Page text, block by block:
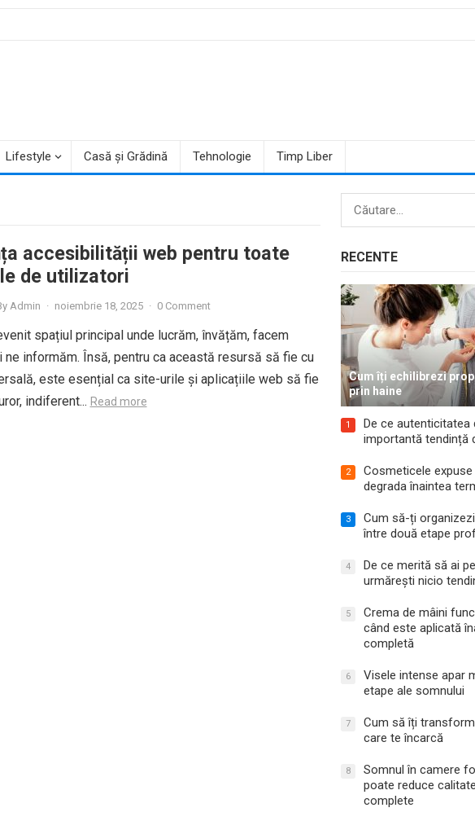
Lifestyle Casă și Grădină Tehnologie Timp Liber
accesibilității web pentru toate
de utilizatori
Admin · noiembrie 18, 2025 · 0 Comment
spațiul principal unde lucrăm, învățăm, facem
ne informăm. Însă, pentru ca această resursă să fie cu
este esențial ca site-urile și aplicațiile web să fie
indiferent... Read more
Caută
RECENTE
Cum îți echilibrezi
prin haine
1
De ce autenticitatea
importantă tendință
2
Cosmeticele
degrada înaintea
3
Cum să-ți
între două etape
4
De ce merită să ai
urmărești nicio
5
Crema de mâini
când este aplicată
completă
6
Visele intense apar
etape ale somnului
7
Cum să îți
care te încarcă
8
Somnul în camere
poate reduce
complete